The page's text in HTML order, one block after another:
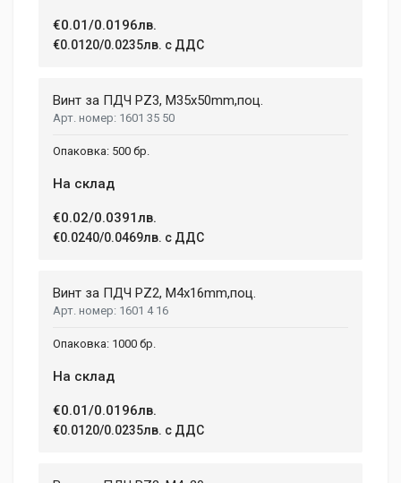
€0.01/0.0196лв.
€0.0120/0.0235лв. с ДДС
Винт за ПДЧ PZ3, M35x50mm,поц.
1601 35 50
500 бр.
На склад
€0.02/0.0391лв.
€0.0240/0.0469лв. с ДДС
Винт за ПДЧ PZ2, M4x16mm,поц.
1601 4 16
1000 бр.
На склад
€0.01/0.0196лв.
€0.0120/0.0235лв. с ДДС